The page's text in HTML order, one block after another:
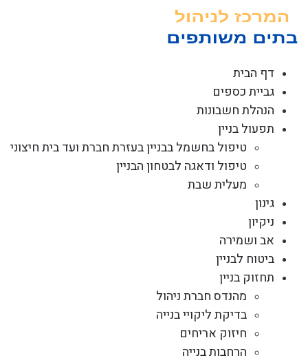
דף הבית
גביית כספים
הנהלת חשבונות
תפעול בניין
טיפול בחשמל בבניין בעזרת חברת ועד בית חיצוני
טיפול ודאגה לבטחון הבניין
מעלית שבת
גינון
ניקיון
אב ושמירה
ביטוח לבניין
תחזוק בניין
מהנדס חברת ניהול
בדיקת ליקויי בנייה
חיזוק אריחים
הרחבות בנייה